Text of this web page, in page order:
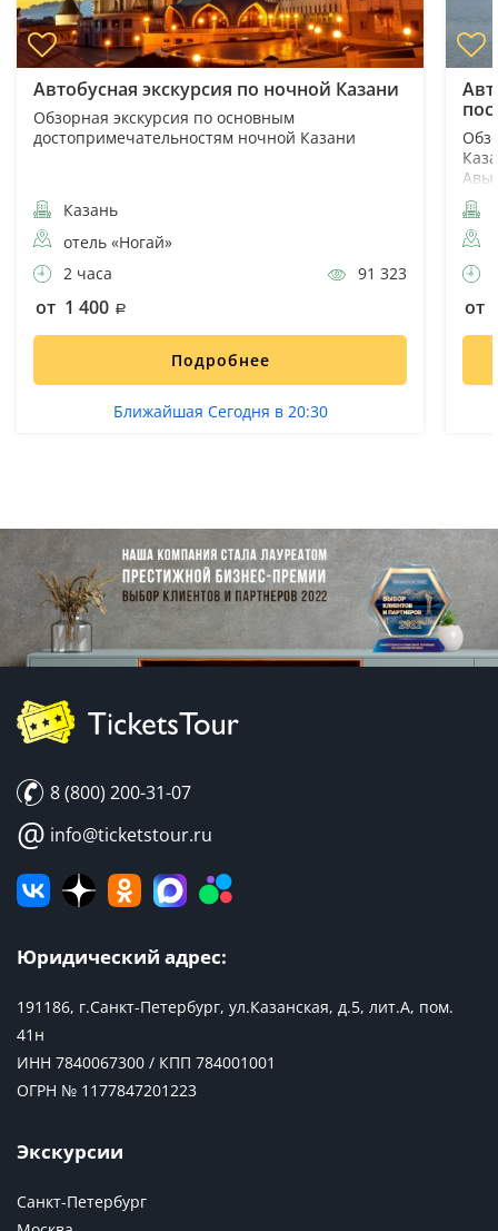
Автобусная экскурсия по ночной Казани
Обзорная экскурсия по основным
достопримечательностям ночной Казани
Казань
отель «Ногай»
2 часа
91 323
от 1 400
Подробнее
Ближайшая Сегодня в 20:30
от
8 (800) 200-31-07
@ info@ticketstour.ru
Юридический адрес:
191186, г.Санкт-Петербург, ул.Казанская, д.5, лит.А, пом.
41н
ИНН 7840067300 / КПП 784001001
ОГРН № 1177847201223
Экскурсии
Санкт-Петербург